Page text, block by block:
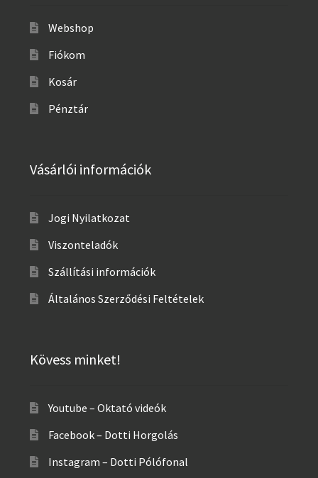
Webshop
Fiókom
Kosár
Pénztár
Vásárlói információk
Jogi Nyilatkozat
Viszonteladók
Szállítási információk
Általános Szerződési Feltételek
Kövess minket!
Youtube – Oktató videók
Facebook – Dotti Horgolás
Instagram – Dotti Pólófonal